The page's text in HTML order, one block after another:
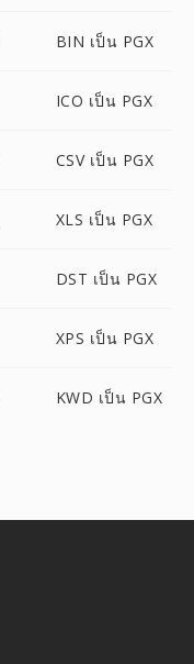
BIN เป็น PGX
ICO เป็น PGX
CSV เป็น PGX
XLS เป็น PGX
DST เป็น PGX
XPS เป็น PGX
KWD เป็น PGX